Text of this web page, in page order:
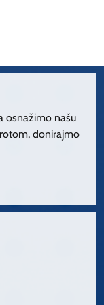
osnažimo našu
donirajmo